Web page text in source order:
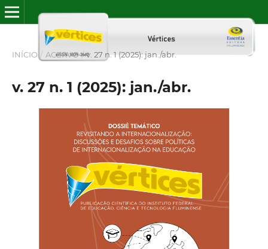
INÍCIO / ACERVO / v. 27 n. 1 (2025): jan./abr.
v. 27 n. 1 (2025): jan./abr.